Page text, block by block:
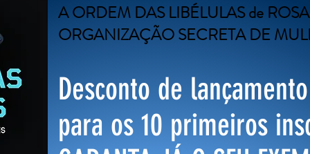
A ORDEM DAS LIBÉLULAS de
ORGANIZAÇÃO SECRETA DE
Desconto de lançamento
para os 10 primeiros